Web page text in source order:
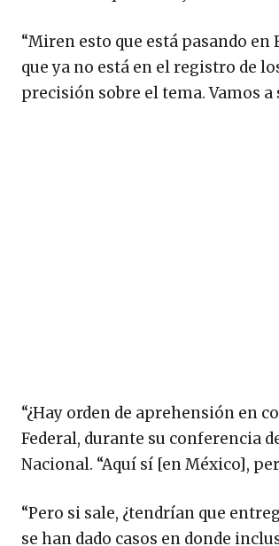
“Miren esto que está pasando
que ya no está en el registro de
precisión sobre el tema. Vamos
“¿Hay orden de aprehensión en
Federal, durante su conferencia
Nacional. “Aquí sí [en México],
“Pero si sale, ¿tendrían que
se han dado casos en donde